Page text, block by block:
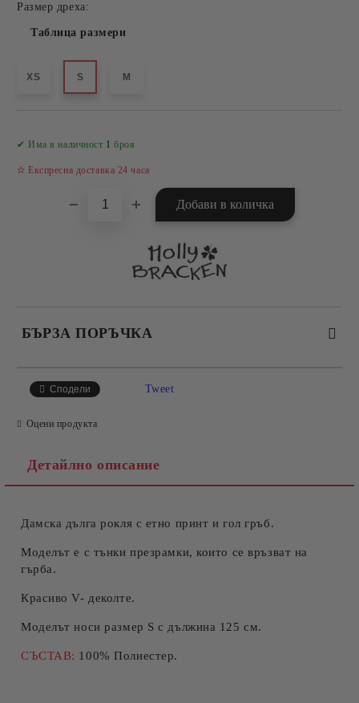
Размер дреха:
Таблица размери
XS S M
✔ Има в наличност 1 броя
✫ Експресна доставка 24 часа
БЪРЗА ПОРЪЧКА
Съгласен съм с Политиката за лични данни
Ние ще се свържем с вас в рамките на работния ден.
Сподели Tweet
Оцени продукта
Детайлно описание
Дамска дълга рокля с етно принт и гол гръб.
Моделът е с тънки презрамки, които се връзват на
гърба.
Красиво V- деколте.
Моделът носи размер S с дължина 125 см.
СЪСТАВ: 100% Полиестер.